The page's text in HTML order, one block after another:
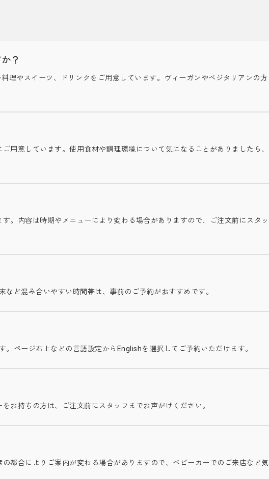
？
理やスイーツ、ドリンクをご用意しています。ヴィーガンやベジタリアンの方
用意しています。使用食材や調理環境について気になることがありましたら、
。内容は時期やメニューにより変わる場合がありますので、ご注文前にスタッ
ど混み合いやすい時間帯は、事前のご予約がおすすめです。
ページ右上などの言語設定からEnglishを選択してご予約いただけます。
お持ちの方は、ご注文前にスタッフまでお声がけください。
都合によりご案内が変わる場合がありますので、ベビーカーでのご来店など気